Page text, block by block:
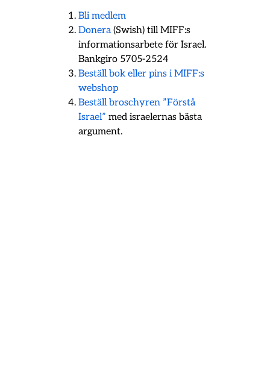
Bli medlem
Donera(Swish) till MIFF:s
informationsarbete för Israel.
Bankgiro 5705-2524
Beställ bok eller pins i MIFF:s
webshop
Beställ broschyren ”Förstå
Israel” med israelernas bästa
argument.